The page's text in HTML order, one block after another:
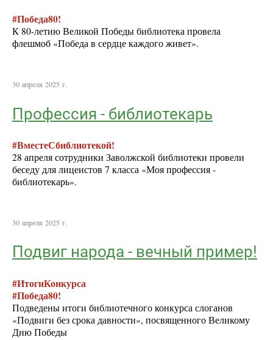
#Победа80!
К 80-летию Великой Победы библиотека провела
флешмоб «Победа в сердце каждого живет».
30 апреля 2025 г.
Профессия - библиотекарь
#ВместеСбиблиотекой!
28 апреля сотрудники Заволжской библиотеки провели
беседу для лицеистов 7 класса «Моя профессия -
библиотекарь».
30 апреля 2025 г.
Подвиг народа - вечный пример!
#ИтогиКонкурса
#Победа80!
Подведены итоги библиотечного конкурса слоганов
«Подвиги без срока давности», посвященного Великому
Дню Победы